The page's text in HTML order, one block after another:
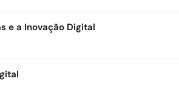
e a Inovação Digital